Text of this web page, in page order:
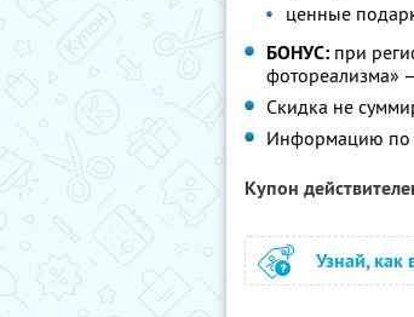
ценные
БОНУС: при
фотореализма»
Скидка не
Информацию по
Купон
Узнай, как